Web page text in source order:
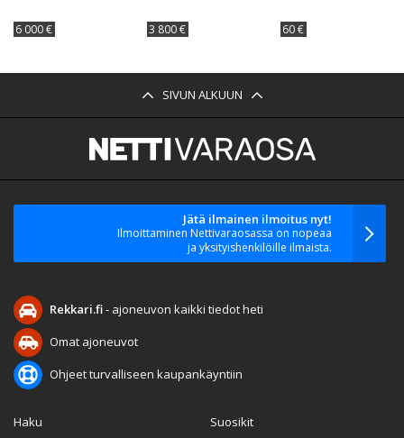
6 000 € 3 800 € 60 €
SIVUN ALKUUN
Jätä ilmainen ilmoitus nyt!
Ilmoittaminen Nettivaraosassa on nopeaa
ja yksityishenkilöille ilmaista.
Rekkari.fi- ajoneuvon kaikki tiedot heti
Omat ajoneuvot
Ohjeet turvalliseen kaupankäyntiin
Haku
Suosikit